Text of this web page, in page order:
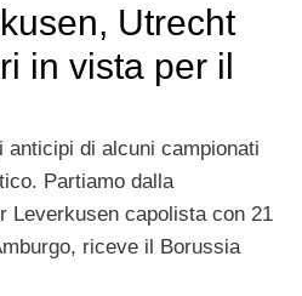
Utrecht
in vista per il
anticipi di alcuni campionati
Partiamo dalla
Leverkusen capolista con 21
riceve il Borussia